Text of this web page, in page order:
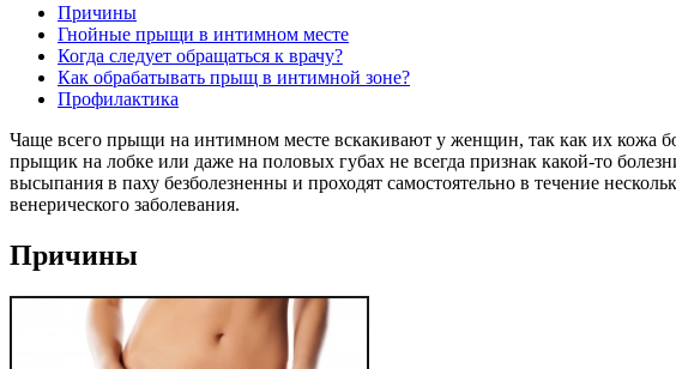
Причины
Гнойные прыщи в интимном месте
Когда следует обращаться к врачу?
Как обрабатывать прыщ в интимной зоне?
Профилактика
Чаще всего прыщи на интимном месте вскакивают у женщин, так как их кожа
прыщик на лобке или даже на половых губах не всегда признак какой-то
высыпания в паху безболезненны и проходят самостоятельно в течение
венерического заболевания.
Причины